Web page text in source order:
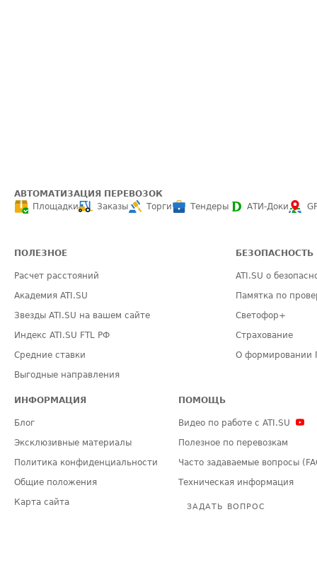
АВТОМАТИЗАЦИЯ ПЕРЕВОЗОК
Площадки
Заказы Торги Тендеры АТИ-Доки
ПОЛЕЗНОЕ
Расчет расстояний
Академия ATI.SU
Звезды ATI.SU на вашем сайте
Индекс ATI.SU FTL РФ
Средние ставки
Выгодные направления
БЕЗОПАСНОСТЬ
ATI.SU о
Памятка по
Светофор+
Страхование
О формировании
ИНФОРМАЦИЯ
Блог
Эксклюзивные материалы
Политика конфиденциальности
Общие положения
Карта сайта
ПОМОЩЬ
Видео по работе с ATI.SU
Полезное по перевозкам
Часто задаваемые вопросы
Техническая информация
ЗАДАТЬ ВОПРОС